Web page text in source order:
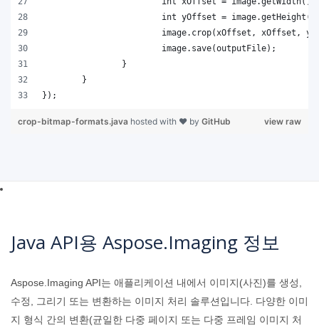
view raw
crop-bitmap-formats.java hosted with ❤ by GitHub
Java API용 Aspose.Imaging 정보
Aspose.Imaging API는 애플리케이션 내에서 이미지(사진)를 생성,
수정, 그리기 또는 변환하는 이미지 처리 솔루션입니다. 다양한 이미
지 형식 간의 변환(균일한 다중 페이지 또는 다중 프레임 이미지 처